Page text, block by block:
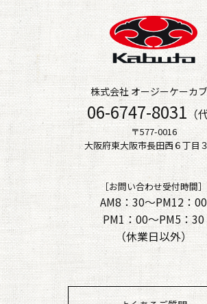
株式会社 オージーケーカ
06-6747-8031（
〒577-0016
大阪府東大阪市長田西６丁目
［お問い合わせ受付時間］
AM8：30～PM12：00
PM1：00～PM5：30
（休業日以外）